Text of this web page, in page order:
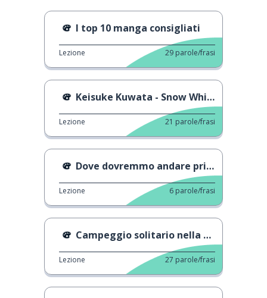
I top 10 manga consigliati
Lezione 29 parole/frasi
Keisuke Kuwata - Snow White
Lezione 21 parole/frasi
Dove dovremmo andare prima?
Lezione 6 parole/frasi
Campeggio solitario nella neve
Lezione 27 parole/frasi